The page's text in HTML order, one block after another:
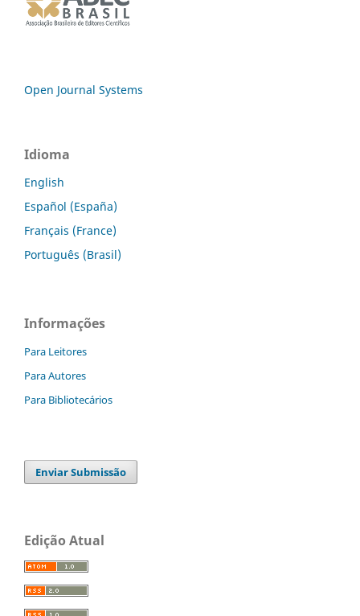
Open Journal Systems
Idioma
English
Español (España)
Français (France)
Português (Brasil)
Informações
Para Leitores
Para Autores
Para Bibliotecários
Enviar Submissão
Edição Atual